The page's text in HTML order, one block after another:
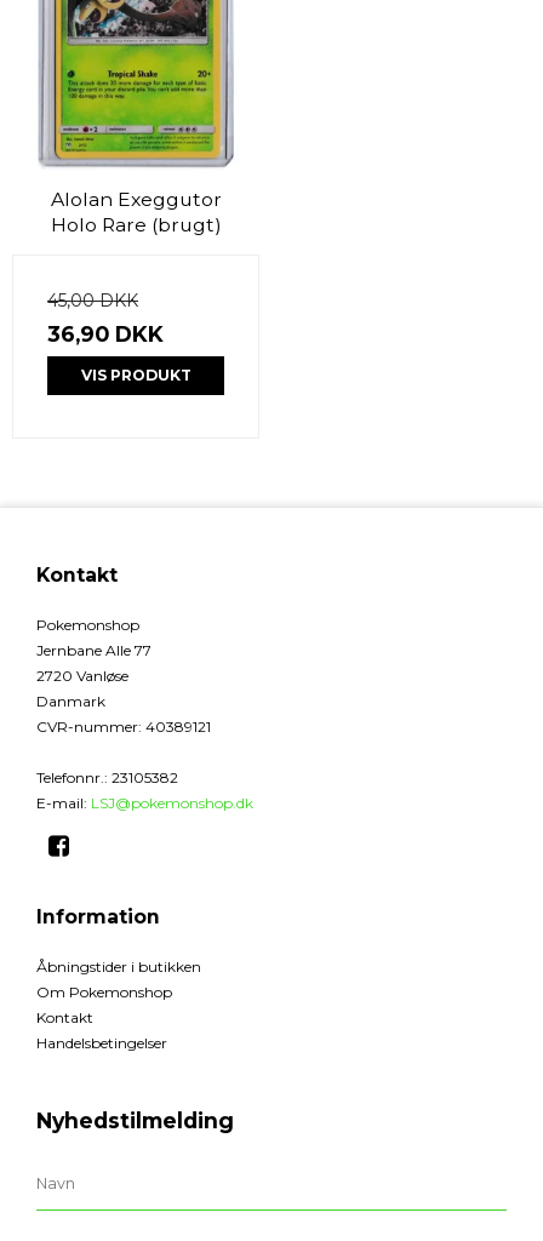
Alolan Exeggutor
Holo Rare (brugt)
45,00 DKK
36,90 DKK
VIS PRODUKT
Kontakt
Pokemonshop
Jernbane Alle 77
2720 Vanløse
Danmark
CVR-nummer: 40389121
Telefonnr.: 23105382
E-mail: LSJ@pokemonshop.dk
Information
Åbningstider i butikken
Om Pokemonshop
Kontakt
Handelsbetingelser
Nyhedstilmelding